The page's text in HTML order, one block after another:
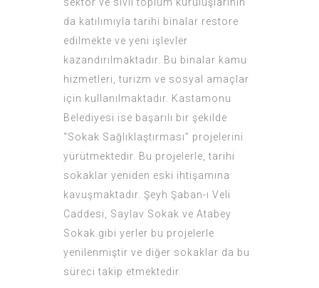
da katılımıyla tarihi binalar restore
edilmekte ve yeni işlevler
kazandırılmaktadır. Bu binalar kamu
hizmetleri, turizm ve sosyal amaçlar
için kullanılmaktadır. Kastamonu
Belediyesi ise başarılı bir şekilde
“Sokak Sağlıklaştırması” projelerini
yürütmektedir. Bu projelerle, tarihi
sokaklar yeniden eski ihtişamına
kavuşmaktadır. Şeyh Şaban-ı Veli
Caddesi, Saylav Sokak ve Atabey
Sokak gibi yerler bu projelerle
yenilenmiştir ve diğer sokaklar da bu
süreci takip etmektedir.